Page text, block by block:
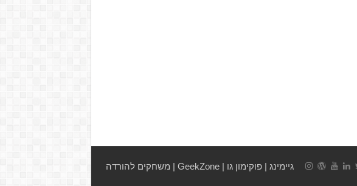
גיימינג |פוקימון גו |
GeekZone
| משחקים להורדה